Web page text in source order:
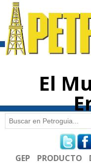
El
Formulario
Buscar
GEP PRODUCTO